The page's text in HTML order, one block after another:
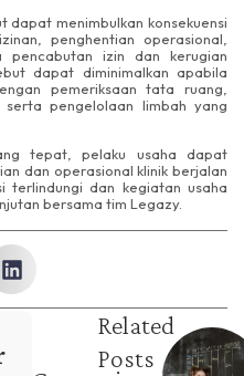
menimbulkan konsekuensi
penghentian operasional,
pencabutan izin dan kerugian
dapat diminimalkan apabila
pemeriksaan tata ruang,
serta pengelolaan limbah yang
tepat, pelaku usaha dapat
dan operasional klinik berjalan
terlindungi dan kegiatan usaha
bersama tim Legazy.
Related
Posts